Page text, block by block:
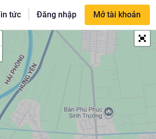
tức | Đăng nhập Mở tài khoản